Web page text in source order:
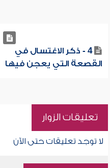
4 - ذكر الاغتسال في
القصعة التي يعجن فيها
تعليقات الزوار
لا توجد تعليقات حتى الآن